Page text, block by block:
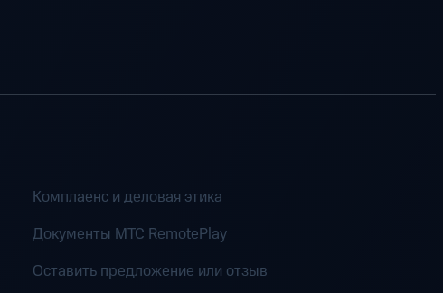
Комплаенс и деловая этика
Документы MTC RemotePlay
Оставить предложение или отзыв